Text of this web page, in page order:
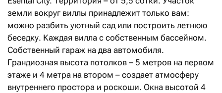
земли вокруг виллы принадлежит только вам:
можно разбить уютный сад или построить летнюю
беседку. Каждая вилла с собственным бассейном.
Собственный гараж на два автомобиля.
Грандиозная высота потолков – 5 метров на первом
этаже и 4 метра на втором – создает атмосферу
внутреннего простора и роскоши. Окна высотой 4